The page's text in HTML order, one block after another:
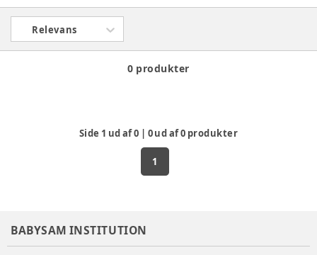
Relevans
0 produkter
Side 1 ud af0 0ud af0 produkter
1
BABYSAM INSTITUTION